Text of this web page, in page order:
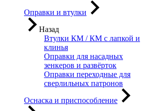
Оправки и втулки
Назад
Втулки КМ / КМ с лапкой и
клинья
Оправки для насадных
зенкеров и развёрток
Оправки переходные для
сверлильных патронов
Оснаска и приспособление